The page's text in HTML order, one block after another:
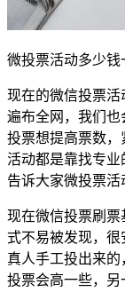
微投票活动多少
现在的微信投票
遍布全网，我们
投票想提高票数
活动都是靠找专业
告诉大家微投票活
现在微信投票刷
式不易被发现，
真人手工投出来的
投票会高一些，